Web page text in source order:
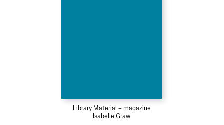
Library Material – magazine
Isabelle Graw